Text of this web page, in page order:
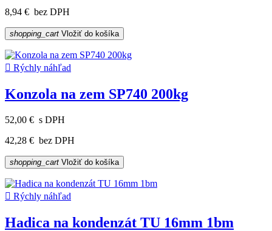
8,94 € bez DPH
shopping_cart Vložiť do košíka
 Rýchly náhľad
Konzola na zem SP740 200kg
52,00 € s DPH
42,28 € bez DPH
shopping_cart Vložiť do košíka
 Rýchly náhľad
Hadica na kondenzát TU 16mm 1bm